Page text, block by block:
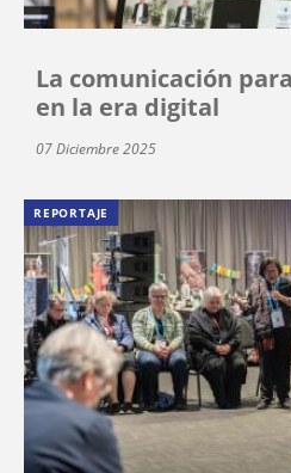
La comunicación
en la era digital
07 Diciembre 2025
REPORTAJE